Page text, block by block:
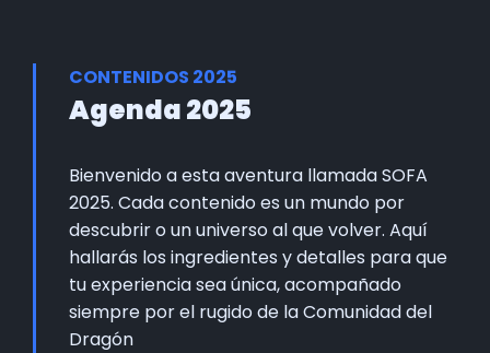
Información Comercial
Formulario de Contacto
CONTENIDOS 2025
Agenda 2025
Bienvenido a esta aventura llamada SOFA
2025. Cada contenido es un mundo por
descubrir o un universo al que volver. Aquí
hallarás los ingredientes y detalles para que
tu experiencia sea única, acompañado
siempre por el rugido de la Comunidad del
Dragón